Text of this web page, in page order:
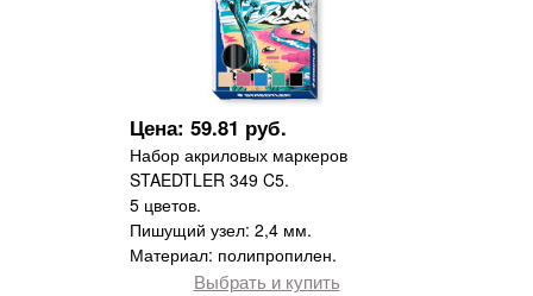
Цена: 59.81 руб.
Набор акриловых маркеров
STAEDTLER 349 C5.
5 цветов.
Пишущий узел: 2,4 мм.
Материал: полипропилен.
Выбрать и купить